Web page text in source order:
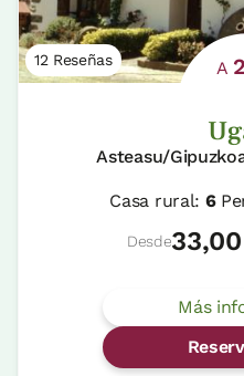
12 Reseñas A 2
Asteasu/
Casa rural: 6
Desde
Más